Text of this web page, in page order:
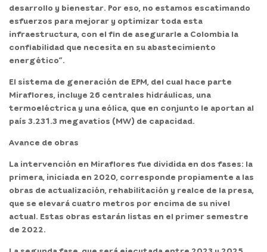
desarrollo y bienestar. Por eso, no estamos escatimando
esfuerzos para mejorar y optimizar toda esta
infraestructura, con el fin de asegurarle a Colombia la
confiabilidad que necesita en su abastecimiento
energético”.
El sistema de generación de EPM, del cual hace parte
Miraflores, incluye 26 centrales hidráulicas, una
termoeléctrica y una eólica, que en conjunto le aportan al
país 3.231.3 megavatios (MW) de capacidad.
Avance de obras
La intervención en Miraflores fue dividida en dos fases: la
primera, iniciada en 2020, corresponde propiamente a las
obras de actualización, rehabilitación y realce de la presa,
que se elevará cuatro metros por encima de su nivel
actual. Estas obras estarán listas en el primer semestre
de 2022.